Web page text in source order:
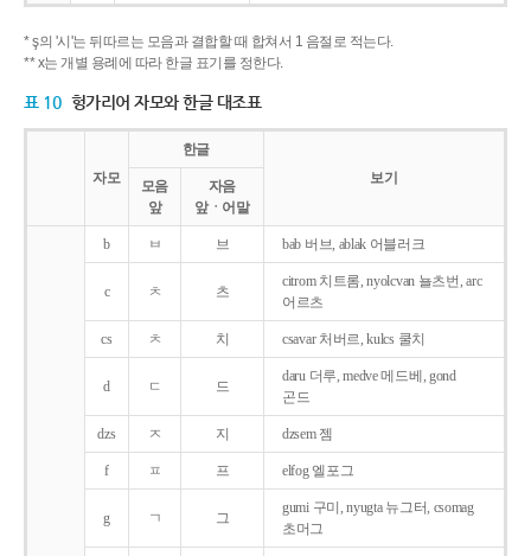
* ş의 '시'는 뒤따르는 모음과 결합할 때 합쳐서 1 음절로 적는다.
** x는 개별 용례에 따라 한글 표기를 정한다.
표 10 헝가리어 자모와 한글 대조표
자모
한글
보기
모음
앞
자음
앞ㆍ어말
b ㅂ 브 bab 버브, ablak 어블러크
c ㅊ 츠
citrom 치트롬, nyolcvan 뇰츠번, arc
어르츠
cs ㅊ 치 csavar 처버르, kulcs 쿨치
d ㄷ 드
daru 더루, medve 메드베, gond
곤드
dzs ㅈ 지 dzsem 젬
f ㅍ 프 elfog 엘포그
g ㄱ 그
gumi 구미, nyugta 뉴그터, csomag
초머그